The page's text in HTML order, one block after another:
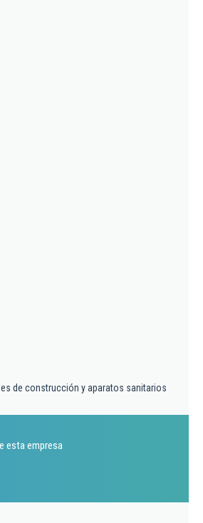
de construcción y aparatos sanitarios
esta empresa